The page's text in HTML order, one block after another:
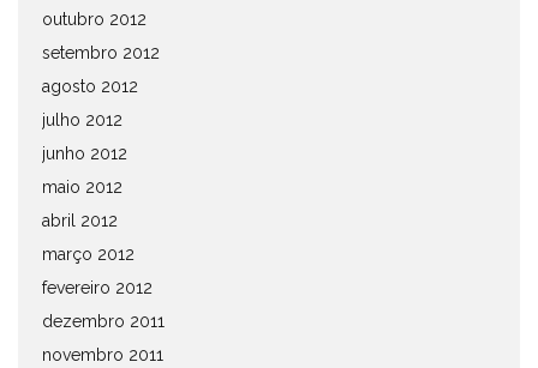
outubro 2012
setembro 2012
agosto 2012
julho 2012
junho 2012
maio 2012
abril 2012
março 2012
fevereiro 2012
dezembro 2011
novembro 2011